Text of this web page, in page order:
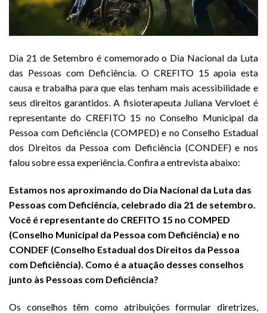
Dia 21 de Setembro é comemorado o Dia Nacional da Luta
das Pessoas com Deficiência. O CREFITO 15 apoia esta
causa e trabalha para que elas tenham mais acessibilidade e
seus direitos garantidos. A fisioterapeuta Juliana Vervloet é
representante do CREFITO 15 no Conselho Municipal da
Pessoa com Deficiência (COMPED) e no Conselho Estadual
dos Direitos da Pessoa com Deficiência (CONDEF) e nos
falou sobre essa experiência. Confira a entrevista abaixo:
Estamos nos aproximando do Dia Nacional da Luta das
Pessoas com Deficiência, celebrado dia 21 de setembro.
Você é representante do CREFITO 15 no COMPED
(Conselho Municipal da Pessoa com Deficiência) e no
CONDEF (Conselho Estadual dos Direitos da Pessoa
com Deficiência). Como é a atuação desses conselhos
junto às Pessoas com Deficiência?
Os conselhos têm como atribuições formular diretrizes,